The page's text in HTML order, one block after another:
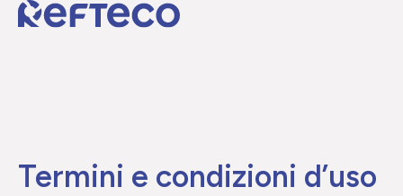
Termini e condizioni d’uso